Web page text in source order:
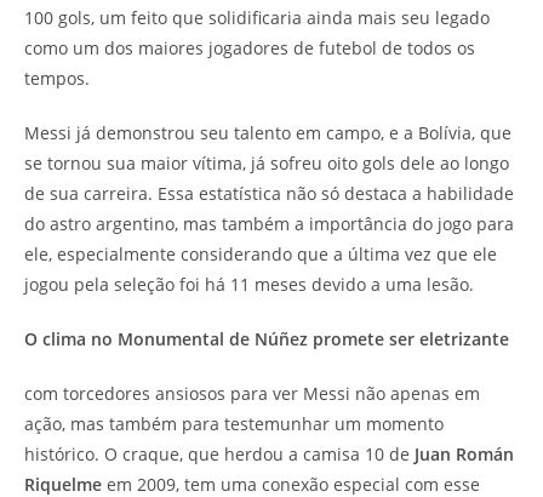
100 gols, um feito que solidificaria ainda mais seu legado
como um dos maiores jogadores de futebol de todos os
tempos.
Messi já demonstrou seu talento em campo, e a Bolívia, que
se tornou sua maior vítima, já sofreu oito gols dele ao longo
de sua carreira. Essa estatística não só destaca a habilidade
do astro argentino, mas também a importância do jogo para
ele, especialmente considerando que a última vez que ele
jogou pela seleção foi há 11 meses devido a uma lesão.
O clima no Monumental de Núñez promete ser eletrizante
com torcedores ansiosos para ver Messi não apenas em
ação, mas também para testemunhar um momento
histórico. O craque, que herdou a camisa 10 de Juan Román
Riquelme em 2009, tem uma conexão especial com esse